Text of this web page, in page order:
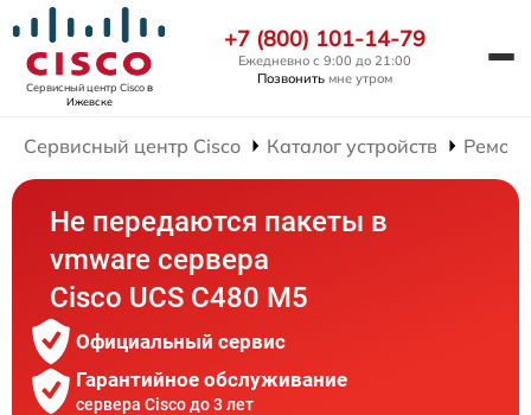
Сервисный центр Ciscoв
Ижевске
+7 (800) 101-14-79
Ежедневно с 9:00 до 21:00
Позвонить мне утром
Сервисный центр Cisco Каталог устройств
Не передаются пакеты в
vmware сервера
Cisco UCS C480 M5
Официальный сервис
Гарантийное обслуживание
сервера Cisco до 3 лет